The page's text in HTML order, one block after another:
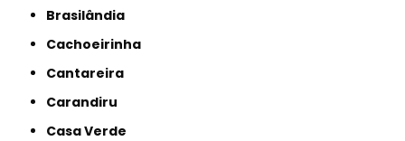
Brasilândia
Cachoeirinha
Cantareira
Carandiru
Casa Verde